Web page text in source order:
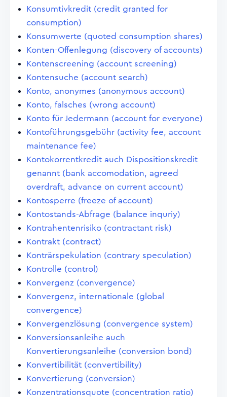
Konsumtivkredit (credit granted for
consumption)
Konsumwerte (quoted consumption shares)
Konten-Offenlegung (discovery of accounts)
Kontenscreening (account screening)
Kontensuche (account search)
Konto, anonymes (anonymous account)
Konto, falsches (wrong account)
Konto für Jedermann (account for everyone)
Kontoführungsgebühr (activity fee, account
maintenance fee)
Kontokorrentkredit auch Dispositionskredit
genannt (bank accomodation, agreed
overdraft, advance on current account)
Kontosperre (freeze of account)
Kontostands-Abfrage (balance inquriy)
Kontrahentenrisiko (contractant risk)
Kontrakt (contract)
Konträrspekulation (contrary speculation)
Kontrolle (control)
Konvergenz (convergence)
Konvergenz, internationale (global
convergence)
Konvergenzlösung (convergence system)
Konversionsanleihe auch
Konvertierungsanleihe (conversion bond)
Konvertibilität (convertibility)
Konvertierung (conversion)
Konzentrationsquote (concentration ratio)